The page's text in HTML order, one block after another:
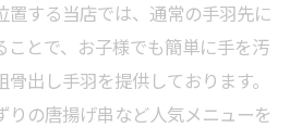
置する当店では、通常の手羽先に
ことで、お子様でも簡単に手を汚
出し手羽を提供しております。
りの唐揚げ串など人気メニューを